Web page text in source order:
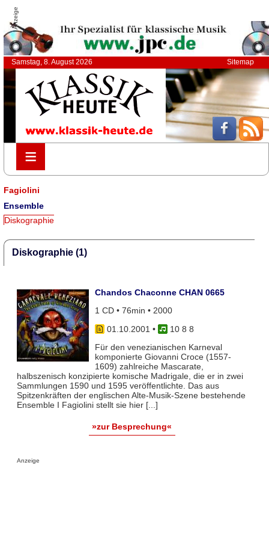
Anzeige
Samstag, 8. August 2026 Sitemap
≡
≡
Fagiolini
Ensemble
Diskographie
Diskographie (1)
Chandos Chaconne CHAN 0665
1 CD • 76min • 2000
01.10.2001 •
10 8 8
Für den venezianischen Karneval
komponierte Giovanni Croce (1557-
1609) zahlreiche Mascarate,
halbszenisch konzipierte komische Madrigale, die er in zwei
Sammlungen 1590 und 1595 veröffentlichte. Das aus
Spitzenkräften der englischen Alte-Musik-Szene bestehende
Ensemble I Fagiolini stellt sie hier [...]
»zur Besprechung«
Anzeige